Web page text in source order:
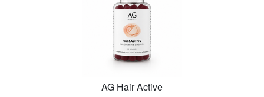
AG Hair Active